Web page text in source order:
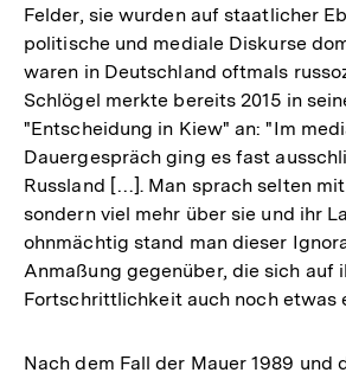
Felder, sie wurden auf staatlicher
politische und mediale Diskurse
waren in Deutschland oftmals
Schlögel merkte bereits 2015 in
"Entscheidung in Kiew" an: "Im
Dauergespräch ging es fast
Russland […]. Man sprach selten
sondern viel mehr über sie und ihr
ohnmächtig stand man dieser
Anmaßung gegenüber, die sich auf
Fortschrittlichkeit auch noch etwas
Nach dem Fall der Mauer 1989 und